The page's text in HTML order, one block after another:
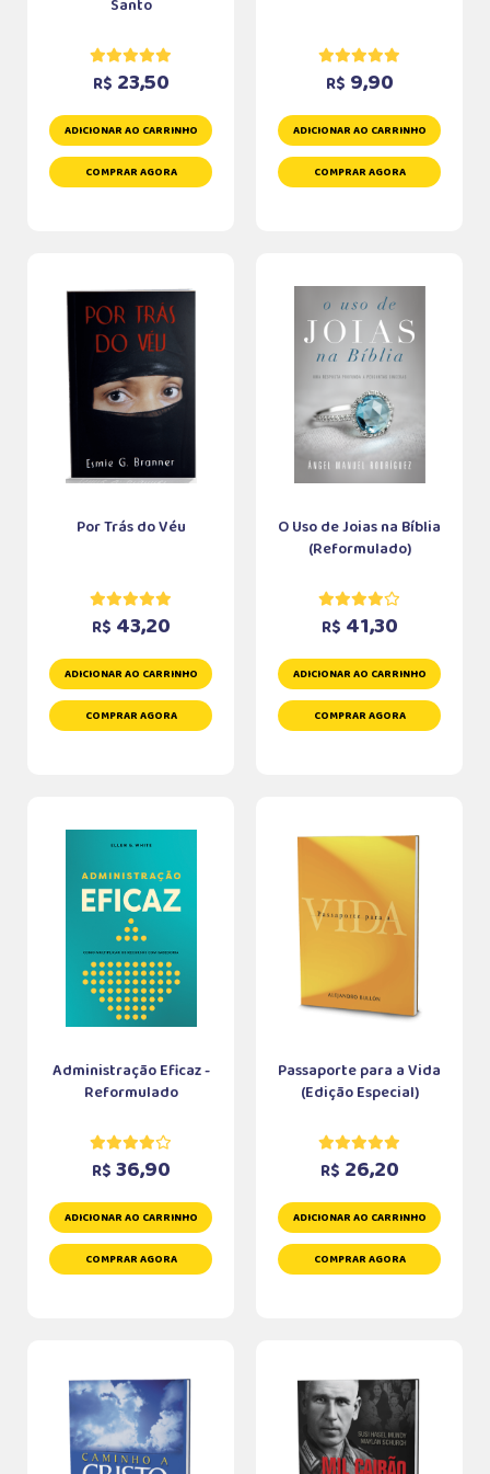
Santo
R$ 23,50
ADICIONAR AO CARRINHO
COMPRAR AGORA
R$ 9,90
ADICIONAR AO CARRINHO
COMPRAR AGORA
Por Trás do Véu
R$ 43,20
ADICIONAR AO CARRINHO
COMPRAR AGORA
O Uso de Joias na Bíblia
(Reformulado)
R$ 41,30
ADICIONAR AO CARRINHO
COMPRAR AGORA
Administração Eficaz -
Reformulado
R$ 36,90
ADICIONAR AO CARRINHO
COMPRAR AGORA
Passaporte para a Vida
(Edição Especial)
R$ 26,20
ADICIONAR AO CARRINHO
COMPRAR AGORA